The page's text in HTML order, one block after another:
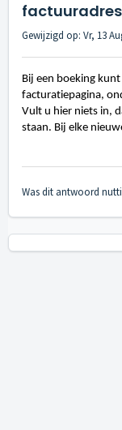
Gewijzigd op: Vr, 13
Bij een boeking
facturatiepagina,
Vult u hier niets in,
staan. Bij elke
Was dit antwoord